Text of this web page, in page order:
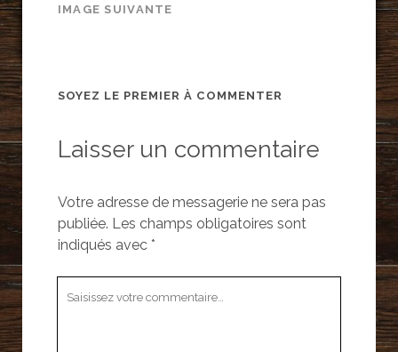
IMAGE SUIVANTE
SOYEZ LE PREMIER À COMMENTER
Laisser un commentaire
Votre adresse de messagerie ne sera pas
publiée. Les champs obligatoires sont
indiqués avec *